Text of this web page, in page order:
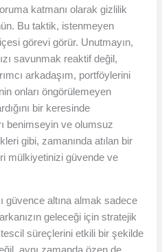
katmanı olarak gizlilik
Bu taktik, istenmeyen
görevi görür. Unutmayın,
savunmak reaktif değil,
arkadaşım, portföylerini
onları öngörülemeyen
bir keresinde
benimseyin ve olumsuz
gibi, zamanında atılan bir
mülkiyetinizi güvende ve
güvence altına almak sadece
geleceği için stratejik
süreçlerini etkili bir şekilde